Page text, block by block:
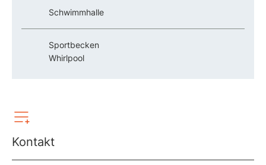
Schwimmhalle
Sportbecken
Whirlpool
Kontakt